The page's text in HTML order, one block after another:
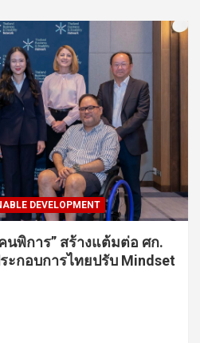
DEVELOPMENT
นพิการ” สร้างแต้มต่อ ศก.
ะกอบการไทยปรับ Mindset